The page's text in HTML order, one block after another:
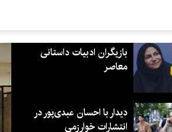
بازیگران ادبیات داستانی
معاصر
دیدار با احسان عبدی‌پور در
انتشارات خوارزمی